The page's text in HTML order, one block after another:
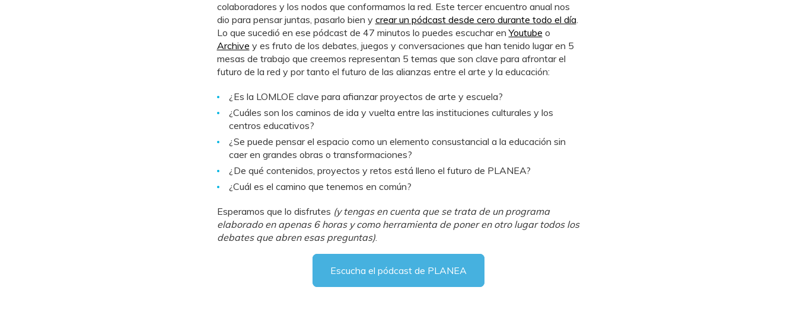
colaboradores y los nodos que conformamos la red. Este tercer encuentro anual nos
dio para pensar juntas, pasarlo bien y crear un pódcast desde cero durante todo el día.
Lo que sucedió en ese pódcast de 47 minutos lo puedes escuchar enYoutube o
Archive y es fruto de los debates, juegos y conversaciones que han tenido lugar en 5
mesas de trabajo que creemos representan 5 temas que son clave para afrontar el
futuro de la red y por tanto el futuro de las alianzas entre el arte y la educación:
¿Es la LOMLOE clave para afianzar proyectos de arte y escuela?
¿Cuáles son los caminos de ida y vuelta entre las instituciones culturales y los
centros educativos?
¿Se puede pensar el espacio como un elemento consustancial a la educación sin
caer en grandes obras o transformaciones?
¿De qué contenidos, proyectos y retos está lleno el futuro de PLANEA?
¿Cuál es el camino que tenemos en común?
Esperamos que lo disfrutes (y tengas en cuenta que se trata de un programa
elaborado en apenas 6 horas y como herramienta de poner en otro lugar todos los
debates que abren esas preguntas).
Escucha el pódcast de PLANEA